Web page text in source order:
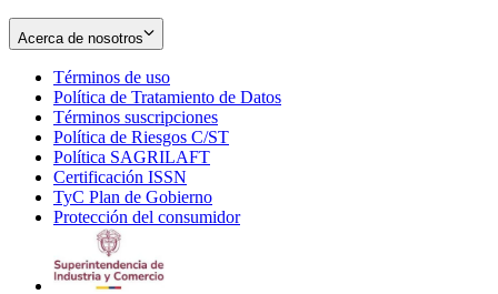
Acerca de nosotros
Términos de uso
in
new
window
Política de Tratamiento de Datos
Términos suscripciones
in
Política de Riesgos C/ST
Política SAGRILAFT
new
window
Certificación ISSN
in
new
TyC Plan de Gobierno
in
Protección del consumidorOpens